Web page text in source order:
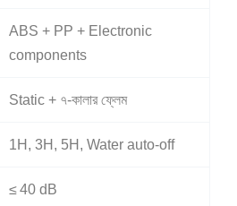
ABS + PP + Electronic
components
Static + ৭-কালার ফ্লেম
1H, 3H, 5H, Water auto-off
≤ 40 dB